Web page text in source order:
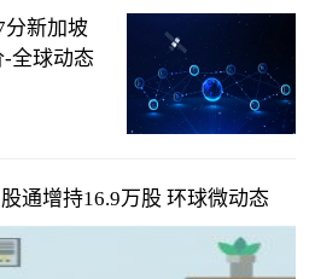
分新加坡
全球动态
通增持16.9万股 环球微动态